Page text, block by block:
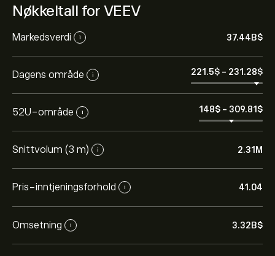
Nøkkeltall for VEEV
Markedsverdi i 37.44B‎$‎
Dagens område i 221.5‎$‎ - 231.28‎$‎
52U-område i 148‎$‎ - 309.81‎$‎
Snittvolum (3 m) i 2.31M
Pris-inntjeningsforhold i 41.04
Omsetning i 3.32B‎$‎